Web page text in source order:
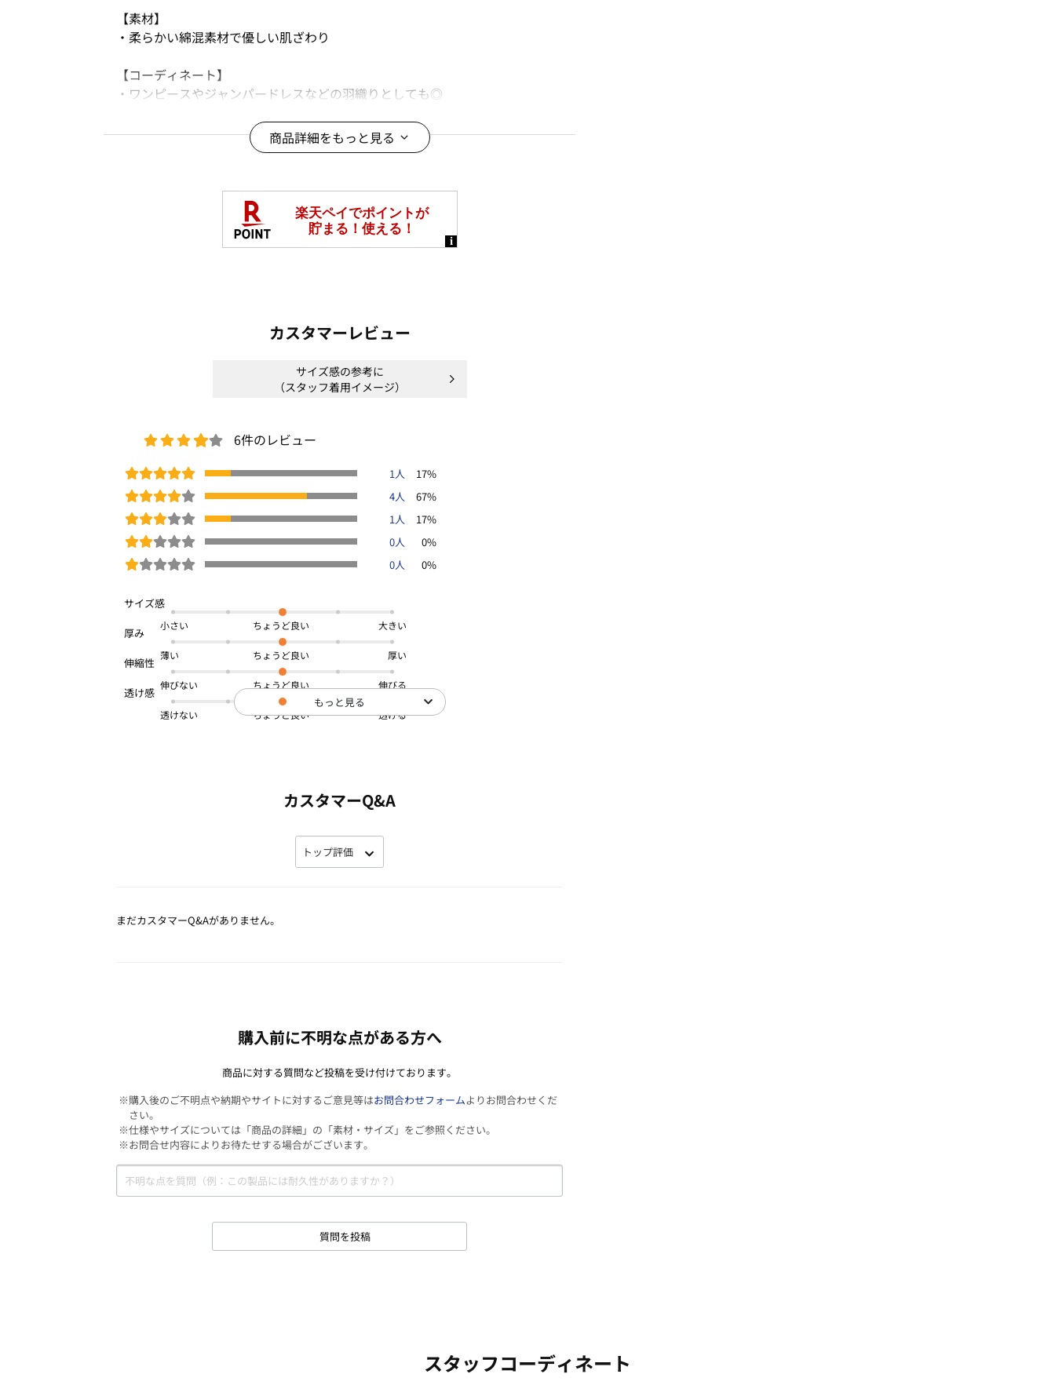
【素材】
・柔らかい綿混素材で優しい肌ざわり
【コーディネート】
・ワンピースやジャンパードレスなどの羽織りとしても◎
・日よけとして着たり、肌寒い時の羽織として、長く活躍してくれる
より、実際の色味と異なって見える場合がございます。予めご了承ください。
※店舗とWEBの販売時期は異なる場合がございます。
※一部お取り扱いの無い店舗もございます。また、時期によっては販売を終了
している店舗もございます。予めご了承ください。
商品詳細をもっと見る
カスタマーレビュー
サイズ感の参考に
（スタッフ着用イメージ）
6件のレビュー
1人
17%
4人
67%
1人
17%
0人
0%
0人
0%
小さい 大きい
薄い 厚い
伸びない 伸びる
透けない 透ける
もっと見る
カスタマーQ&A
まだカスタマーQ&Aがありません。
購入前に不明な点がある方へ
商品に対する質問など投稿を受け付けております。
※購入後のご不明点や納期やサイトに対するご意見等はお問合わせフォームよりお問合わせくだ
さい。
※仕様やサイズについては「商品の詳細」の「素材・サイズ」をご参照ください。
※お問合せ内容によりお待たせする場合がございます。
質問を投稿
スタッフコーディネート